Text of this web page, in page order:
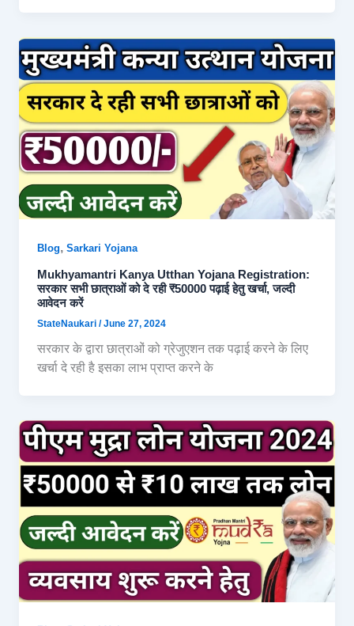
Blog,Sarkari Yojana
Mukhyamantri Kanya Utthan Yojana Registration:
सरकार सभी छात्राओं को दे रही ₹50000 पढ़ाई हेतु खर्चा, जल्दी
आवेदन करें
StateNaukari/June 27, 2024
सरकार के द्वारा छात्राओं को ग्रेजुएशन तक पढ़ाई करने के लिए
खर्चा दे रही है इसका लाभ प्राप्त करने के